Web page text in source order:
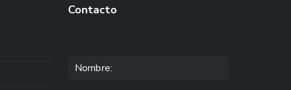
Contacto